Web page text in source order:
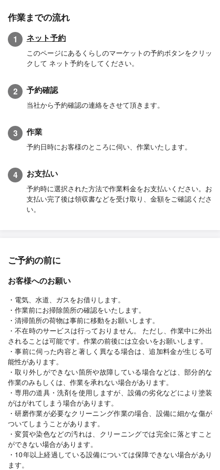
作業までの流れ
1 ネット予約
このページにあるくらしのマーケットの予約ボタンをクリッ
クして ネット予約をしてください。
2 予約確認
当社から予約確認の連絡をさせて頂きます。
3 作業
予約日時にお客様のところに伺い、作業いたします。
4 お支払い
予約時に選択された方法で作業料金をお支払いください。お
支払い完了後は領収書などを受け取り、金額をご確認くださ
い。
ご予約の前に
お客様へのお願い
・電気、水道、ガスをお借りします。
・作業前にお掃除箇所の確認をいたします。
・清掃箇所の荷物は事前に移動をお願いします。
・不在時のサービスは行っておりません。 ただし、作業中に外出
されることは可能です。作業の前後には立会いをお願いします。
・事前に伺った内容と著しく異なる場合は、追加料金が生じる可
能性があります。
・取り外しができない箇所や故障している場合などは、部分的な
作業のみもしくは、作業を承れない場合があります。
・専用の道具・洗剤を使用しますが、設備の劣化などにより塗装
がはがれてしまう場合があります。
・研磨作業が必要なクリーニング作業の場合、設備に細かな傷が
ついてしまうことがあります。
・変質や染色などの汚れは、クリーニングでは完全に落とすこと
ができない場合があります。
・10年以上経過している設備については保障できない場合があり
ます。